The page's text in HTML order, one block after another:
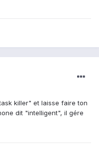
killer" et laisse faire ton
dit "intelligent", il gére